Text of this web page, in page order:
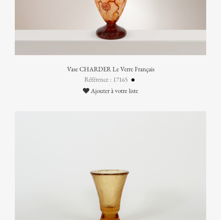
Vase CHARDER Le Verre Français
Référence : 17165
Ajouter à votre liste